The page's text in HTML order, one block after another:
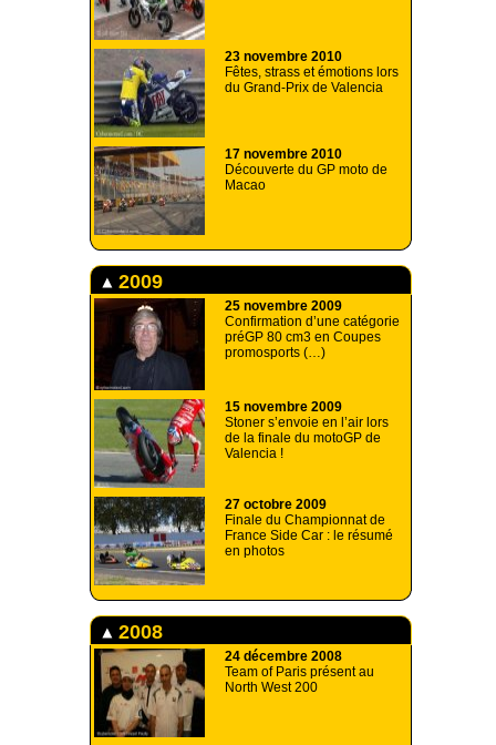
23 novembre 2010
Fêtes, strass et émotions lors
du Grand-Prix de Valencia
17 novembre 2010
Découverte du GP moto de
Macao
2009
25 novembre 2009
Confirmation d’une catégorie
préGP 80 cm3 en Coupes
promosports (…)
15 novembre 2009
Stoner s’envoie en l’air lors
de la finale du motoGP de
Valencia !
27 octobre 2009
Finale du Championnat de
France Side Car : le résumé
en photos
2008
24 décembre 2008
Team of Paris présent au
North West 200